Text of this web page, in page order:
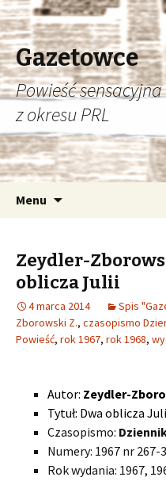
Gazetowce
Powieść
z okresu PRL
Menu
Zeydler-
oblicza Julii
4 marca 2014 Spis
Zborowski Z., czasopismo
Powieść, rok 1967, rok 1968,
Autor: Zeydler-
Tytuł: Dwa oblicza
Czasopismo:
Numery: 1967 nr 267-
Rok wydania: 1967,